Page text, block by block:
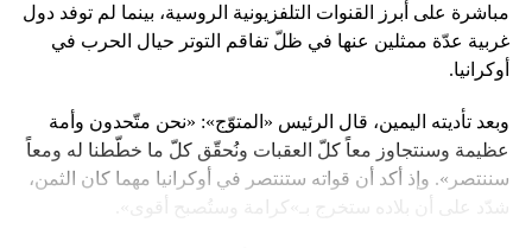
مباشرة على أبرز القنوات التلفزيونية الروسية، بينما لم توفد دول
غربية عدّة ممثلين عنها في ظلّ تفاقم التوتر حيال الحرب في
أوكرانيا.
وبعد تأديته اليمين، قال الرئيس «المتوّج»: «نحن متّحدون وأمة
عظيمة وسنتجاوز معاً كلّ العقبات ونُحقّق كلّ ما خطّطنا له ومعاً
سننتصر». وإذ أكد أن قواته ستنتصر في أوكرانيا مهما كان الثمن،
شدّد على أن بلاده ستخرج بـ»كرامة وستُصبح أقوى».